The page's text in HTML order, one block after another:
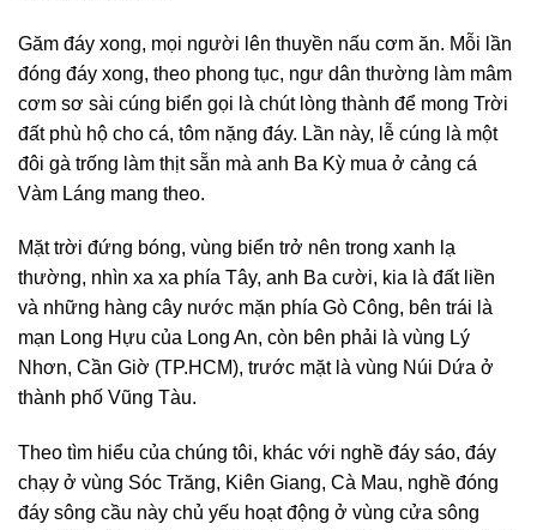
Găm đáy xong, mọi người lên thuyền nấu cơm ăn. Mỗi lần
đóng đáy xong, theo phong tục, ngư dân thường làm mâm
cơm sơ sài cúng biển gọi là chút lòng thành để mong Trời
đất phù hộ cho cá, tôm nặng đáy. Lần này, lễ cúng là một
đôi gà trống làm thịt sẵn mà anh Ba Kỳ mua ở cảng cá
Vàm Láng mang theo.
Mặt trời đứng bóng, vùng biển trở nên trong xanh lạ
thường, nhìn xa xa phía Tây, anh Ba cười, kia là đất liền
và những hàng cây nước mặn phía Gò Công, bên trái là
mạn Long Hựu của Long An, còn bên phải là vùng Lý
Nhơn, Cần Giờ (TP.HCM), trước mặt là vùng Núi Dứa ở
thành phố Vũng Tàu.
Theo tìm hiểu của chúng tôi, khác với nghề đáy sáo, đáy
chạy ở vùng Sóc Trăng, Kiên Giang, Cà Mau, nghề đóng
đáy sông cầu này chủ yếu hoạt động ở vùng cửa sông